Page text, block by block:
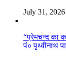
July 31, 2026
“प्रेमचन्द का
पं० पृथ्वीनाथ